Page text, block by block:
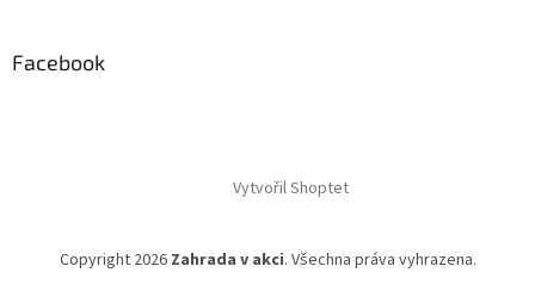
Facebook
Vytvořil Shoptet
Copyright 2026 Zahrada v akci. Všechna práva vyhrazena.